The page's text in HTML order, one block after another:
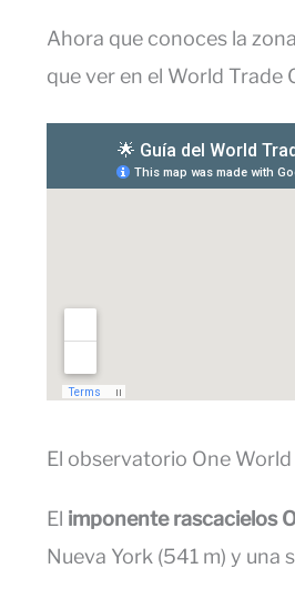
Ahora que conoces la
que ver en el World Trade
El observatorio One
El imponente rascacielos
Nueva York (541 m) y una